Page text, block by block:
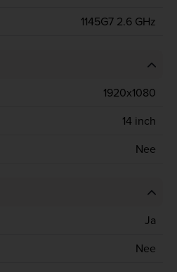
1145G7 2.6 GHz
1920x1080
14 inch
Nee
Ja
Nee